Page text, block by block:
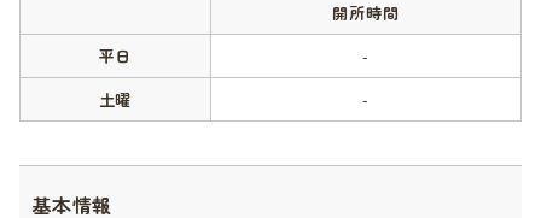
開所時間
平日
-
土曜
-
基本情報